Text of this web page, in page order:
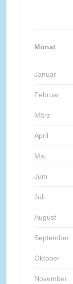
Monat
Januar
Februar
März
April
Mai
Juni
Juli
August
September
Oktober
November